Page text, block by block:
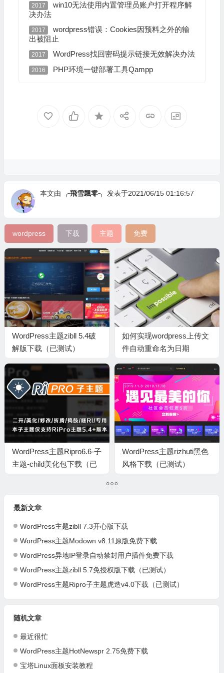
2017
win10无法使用内置管理员账户打开程序解
决办法
2017
wordpress错误：Cookies因预料之外的输
出被阻止
2017 WordPress找回密码提示链接无效解决办法
2016 PHP环境一键部署工具Qampp
本文由 ╭飛雪飄零╮ 发表于2021/06/15 01:16:57
wordpress 下载 主题 免费
WordPress主题zibll 5.4破
解版下载（已测试）
如何实现wordpress上传文
件自动重命名为日期
WordPress主题Ripro6.6-子
主题-child美化包下载（已
WordPress主题rizhuti黑色
风格下载（已测试）
最新文章
WordPress主题zibll 7.3开心版下载
WordPress主题Modown v8.11原版免费下载
WordPress异地IP登录自动禁封用户插件免费下载
WordPress主题zibll 5.7免授权版下载（已测试）
WordPress主题Ripro子主题虎造v4.0下载（已测试）
随机文章
最近很忙
WordPress主题HotNewspr 2.75免费下载
宝塔Linux面板安装教程